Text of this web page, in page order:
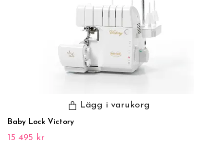
Lägg i varukorg
Baby Lock Victory
15 495 kr